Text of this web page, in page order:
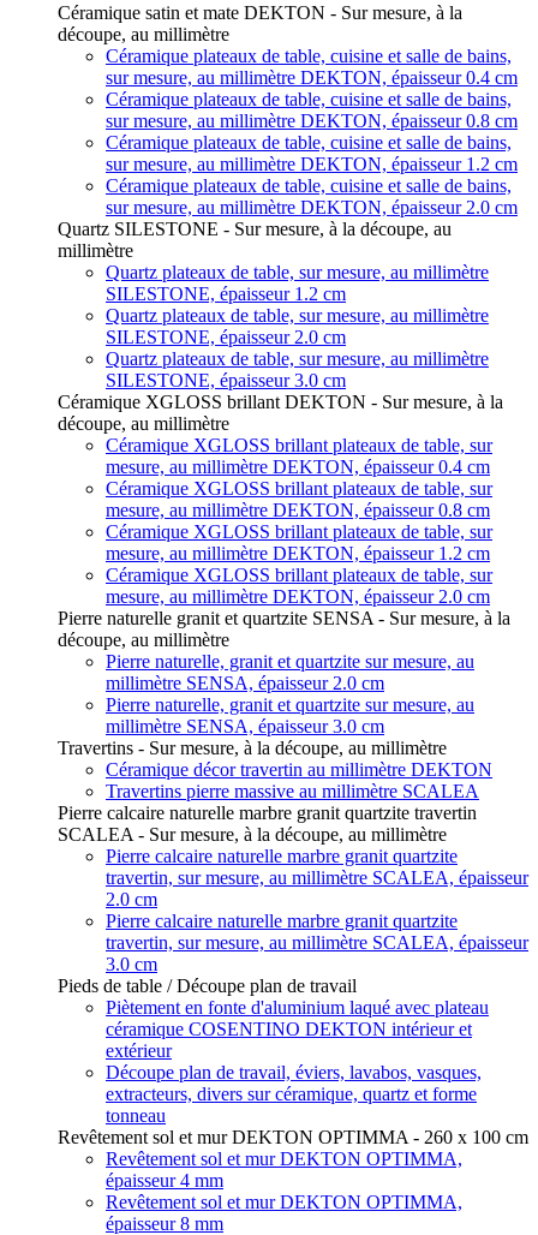
Céramique satin et mate DEKTON - Sur mesure, à la
découpe, au millimètre
Céramique plateaux de table, cuisine et salle de bains,
sur mesure, au millimètre DEKTON, épaisseur 0.4 cm
Céramique plateaux de table, cuisine et salle de bains,
sur mesure, au millimètre DEKTON, épaisseur 0.8 cm
Céramique plateaux de table, cuisine et salle de bains,
sur mesure, au millimètre DEKTON, épaisseur 1.2 cm
Céramique plateaux de table, cuisine et salle de bains,
sur mesure, au millimètre DEKTON, épaisseur 2.0 cm
Quartz SILESTONE - Sur mesure, à la découpe, au
millimètre
Quartz plateaux de table, sur mesure, au millimètre
SILESTONE, épaisseur 1.2 cm
Quartz plateaux de table, sur mesure, au millimètre
SILESTONE, épaisseur 2.0 cm
Quartz plateaux de table, sur mesure, au millimètre
SILESTONE, épaisseur 3.0 cm
Céramique XGLOSS brillant DEKTON - Sur mesure, à la
découpe, au millimètre
Céramique XGLOSS brillant plateaux de table, sur
mesure, au millimètre DEKTON, épaisseur 0.4 cm
Céramique XGLOSS brillant plateaux de table, sur
mesure, au millimètre DEKTON, épaisseur 0.8 cm
Céramique XGLOSS brillant plateaux de table, sur
mesure, au millimètre DEKTON, épaisseur 1.2 cm
Céramique XGLOSS brillant plateaux de table, sur
mesure, au millimètre DEKTON, épaisseur 2.0 cm
Pierre naturelle granit et quartzite SENSA - Sur mesure, à la
découpe, au millimètre
Pierre naturelle, granit et quartzite sur mesure, au
millimètre SENSA, épaisseur 2.0 cm
Pierre naturelle, granit et quartzite sur mesure, au
millimètre SENSA, épaisseur 3.0 cm
Travertins - Sur mesure, à la découpe, au millimètre
Céramique décor travertin au millimètre DEKTON
Travertins pierre massive au millimètre SCALEA
Pierre calcaire naturelle marbre granit quartzite travertin
SCALEA - Sur mesure, à la découpe, au millimètre
Pierre calcaire naturelle marbre granit quartzite
travertin, sur mesure, au millimètre SCALEA, épaisseur
2.0 cm
Pierre calcaire naturelle marbre granit quartzite
travertin, sur mesure, au millimètre SCALEA, épaisseur
3.0 cm
Pieds de table / Découpe plan de travail
Piètement en fonte d'aluminium laqué avec plateau
céramique COSENTINO DEKTON intérieur et
extérieur
Découpe plan de travail, éviers, lavabos, vasques,
extracteurs, divers sur céramique, quartz et forme
tonneau
Revêtement sol et mur DEKTON OPTIMMA - 260 x 100 cm
Revêtement sol et mur DEKTON OPTIMMA,
épaisseur 4 mm
Revêtement sol et mur DEKTON OPTIMMA,
épaisseur 8 mm